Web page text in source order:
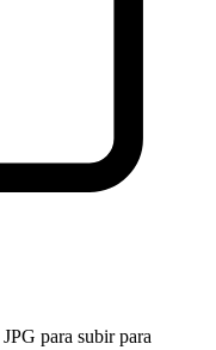
para subir para